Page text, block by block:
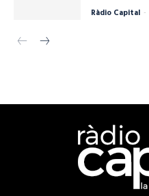
Ràdio Capital -